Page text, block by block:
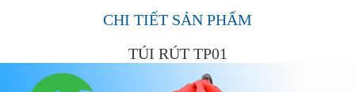
CHI TIẾT SẢN PHẨM
TÚI RÚT TP01